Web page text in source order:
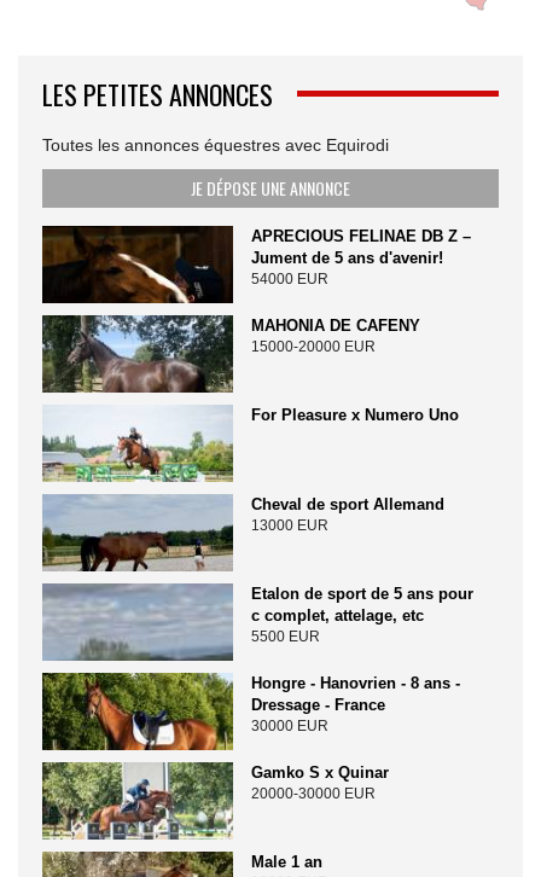
LES PETITES ANNONCES
Toutes les annonces équestres avec Equirodi
JE DÉPOSE UNE ANNONCE
APRECIOUS FELINAE DB Z –
Jument de 5 ans d'avenir!
54000 EUR
MAHONIA DE CAFENY
15000-20000 EUR
For Pleasure x Numero Uno
Cheval de sport Allemand
13000 EUR
Etalon de sport de 5 ans pour
c complet, attelage, etc
5500 EUR
Hongre - Hanovrien - 8 ans -
Dressage - France
30000 EUR
Gamko S x Quinar
20000-30000 EUR
Male 1 an